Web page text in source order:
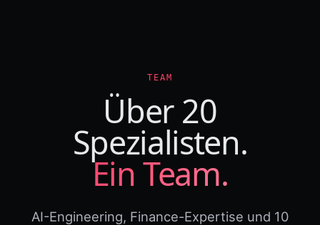
TEAM
Über 20
Spezialisten.
Ein Team.
AI-Engineering, Finance-Expertise und 10